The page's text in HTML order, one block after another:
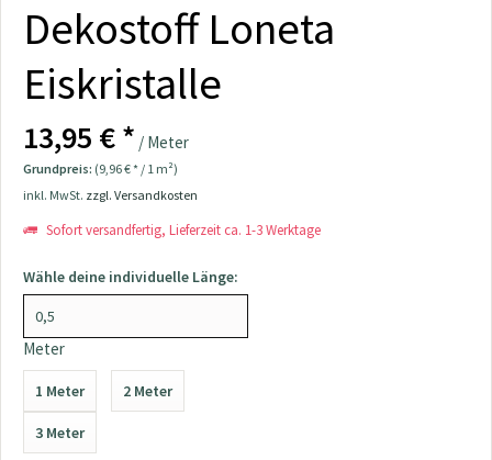
Dekostoff Loneta
Eiskristalle
13,95 € * / Meter
Grundpreis: (9,96 € * / 1 m²)
inkl. MwSt. zzgl. Versandkosten
Sofort versandfertig, Lieferzeit ca. 1-3 Werktage
Wähle deine individuelle Länge:
Meter
1 Meter 2 Meter
3 Meter